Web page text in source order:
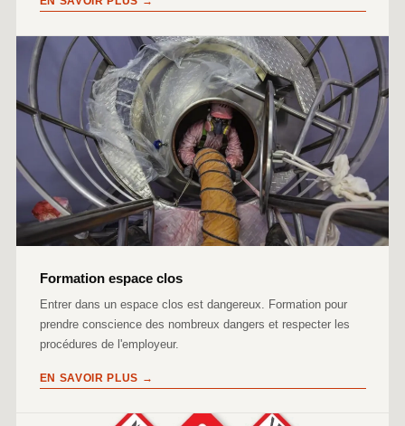
Formation espace clos
Entrer dans un espace clos est dangereux. Formation pour
prendre conscience des nombreux dangers et respecter les
procédures de l'employeur.
EN SAVOIR PLUS →